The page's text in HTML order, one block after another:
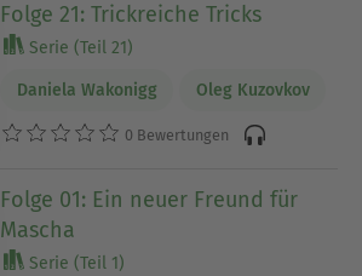
Folge 21: Trickreiche Tricks
Serie (Teil 21)
Daniela Wakonigg Oleg Kuzovkov
0 Bewertungen
Folge 01: Ein neuer Freund für
Mascha
Serie (Teil 1)